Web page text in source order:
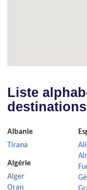
Liste
Albanie
Tirana
Algérie
Alger
Oran